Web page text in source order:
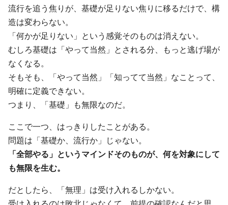
流行を追う焦りが、基礎が足りない焦りに移るだけで、構
造は変わらない。
「何かが足りない」という感覚そのものは消えない。
むしろ基礎は「やって当然」とされる分、もっと逃げ場が
なくなる。
そもそも、「やって当然」「知ってて当然」なことって、
明確に定義できない。
つまり、「基礎」も無限なのだ。
ここで一つ、はっきりしたことがある。
問題は「基礎か、流行か」じゃない。
「全部やる」というマインドそのものが、何を対象にして
も無限を生む。
だとしたら、「無理」は受け入れるしかない。